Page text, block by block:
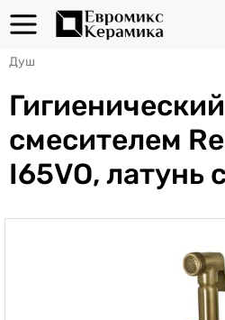
Душ
смесителем
I65VO, латунь